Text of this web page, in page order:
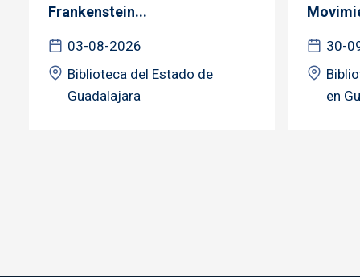
Frankenstein...
03-08-2026
Biblioteca del Estado de
Guadalajara
30-
en